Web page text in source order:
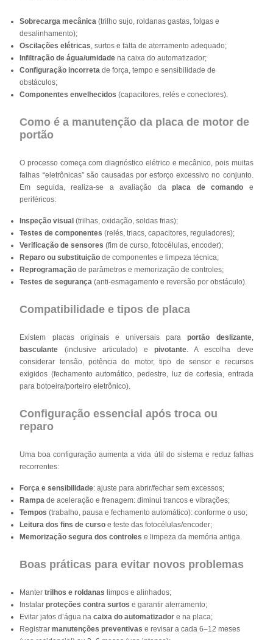
Sobrecarga mecânica (trilho sujo, roldanas gastas, folgas e
desalinhamento);
Oscilações elétricas , surtos e falta de aterramento adequado;
Infiltração de água/umidade na caixa do automatizador;
Configuração incorreta de força, tempo e sensibilidade de
obstáculos;
Componentes envelhecidos (capacitores, relés e conectores).
Como é a manutenção da placa de motor de
portão
O processo começa com diagnóstico elétrico e mecânico, pois muitas
falhas “eletrônicas” são causadas por esforço excessivo no conjunto.
Em seguida, realiza-se a avaliação daplaca de comando e
periféricos:
Inspeção visual (trilhas, oxidação, soldas frias);
Testes de componentes (relés, triacs, capacitores, reguladores);
Verificação de sensores (fim de curso, fotocélulas, encoder);
Reparo ou substituição de componentes e limpeza técnica;
Reprogramação de parâmetros e memorização de controles;
Testes de segurança (anti-esmagamento e reversão por obstáculo).
Compatibilidade e tipos de placa
Existem placas originais e universais paraportão deslizante,
basculante (inclusive articulado) epivotante . A escolha deve
considerar tensão, potência do motor, tipo de sensor e recursos
exigidos (fechamento automático, pedestre, luz de cortesia, entrada
para botoeira/porteiro eletrônico).
Configuração essencial após troca ou
reparo
Uma boa configuração aumenta a vida útil do sistema e reduz falhas
recorrentes:
Força e sensibilidade: ajuste para abrir/fechar sem excessos;
Rampa de aceleração e frenagem: diminui trancos e vibrações;
Tempos (trabalho, pausa e fechamento automático): conforme o uso;
Leitura dos fins de curso e teste das fotocélulas/encoder;
Memorização segura dos controles e limpeza da memória antiga.
Boas práticas para evitar novos problemas
Mantertrilhos e roldanas limpos e alinhados;
Instalarproteções contra surtos e garantir aterramento;
Evitar jatos d’água nacaixa do automatizador e na placa;
Registrarmanutenções preventivas e revisar a cada 6–12 meses